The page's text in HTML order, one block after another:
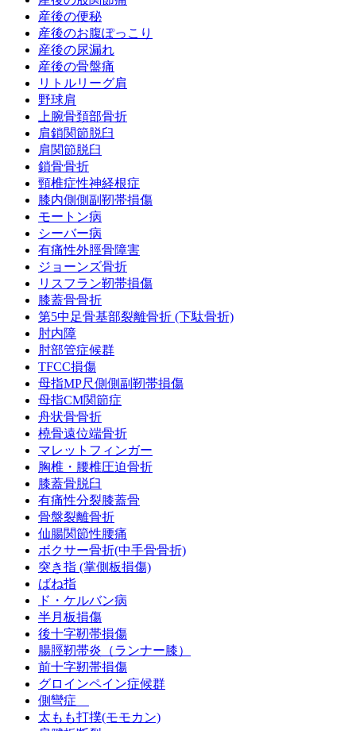
産後の便秘
産後のお腹ぽっこり
産後の尿漏れ
産後の骨盤痛
リトルリーグ肩
野球肩
上腕骨頚部骨折
肩鎖関節脱臼
肩関節脱臼
鎖骨骨折
頸椎症性神経根症
膝内側側副靭帯損傷
モートン病
シーバー病
有痛性外脛骨障害
ジョーンズ骨折
リスフラン靭帯損傷
膝蓋骨骨折
第5中足骨基部裂離骨折 (下駄骨折)
肘内障
肘部管症候群
TFCC損傷
母指MP尺側側副靭帯損傷
母指CM関節症
舟状骨骨折
橈骨遠位端骨折
マレットフィンガー
胸椎・腰椎圧迫骨折
膝蓋骨脱臼
有痛性分裂膝蓋骨
骨盤裂離骨折
仙腸関節性腰痛
ボクサー骨折(中手骨骨折)
突き指 (掌側板損傷)
ばね指
ド・ケルバン病
半月板損傷
後十字靭帯損傷
腸脛靭帯炎（ランナー膝）
前十字靭帯損傷
グロインペイン症候群
側彎症
太もも打撲(モモカン)